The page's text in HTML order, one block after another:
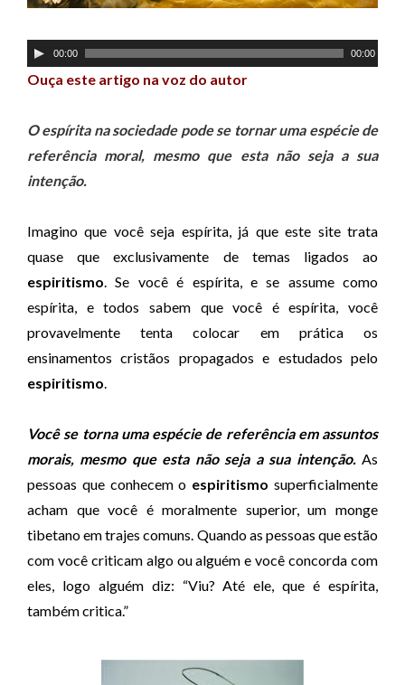
T
o
a
d
o
d
e
á
u
d
i
o
00:00 00:00
Ouça este artigo na voz do autor
O espírita na sociedade pode se tornar uma espécie de
referência moral, mesmo que esta não seja a sua
intenção.
Imagino que você seja espírita, já que este site trata
quase que exclusivamente de temas ligados ao
espiritismo . Se você é espírita, e se assume como
espírita, e todos sabem que você é espírita, você
provavelmente tenta colocar em prática os
ensinamentos cristãos propagados e estudados pelo
espiritismo
Você se torna uma espécie de referência em assuntos
morais, mesmo que esta não seja a sua intenção. As
pessoas que conhecem o espiritismo superficialmente
acham que você é moralmente superior, um monge
tibetano em trajes comuns. Quando as pessoas que estão
com você criticam algo ou alguém e você concorda com
eles, logo alguém diz: “Viu? Até ele, que é espírita,
também critica.”